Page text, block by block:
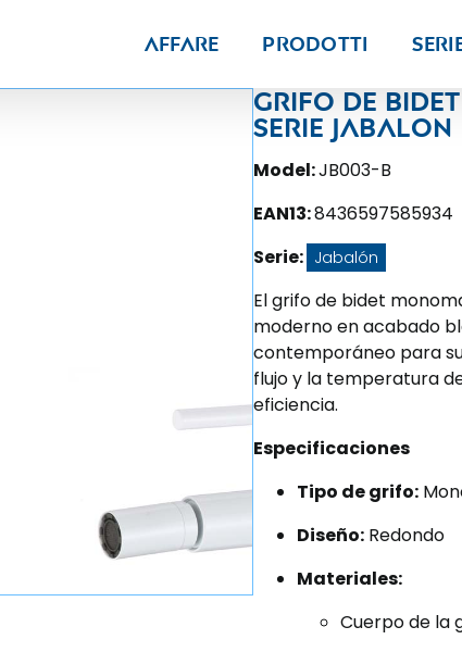
Affare Prodotti
Grifo de
Serie Jabalon
Model:JB003-B
EAN13:8436597585934
Serie: Jabalón
El grifo de bidet
moderno en acabado
contemporáneo para
flujo y la temperatura
eficiencia.
Especificaciones
Tipo de grifo:
Diseño: Redondo
Materiales:
Cuerpo de la